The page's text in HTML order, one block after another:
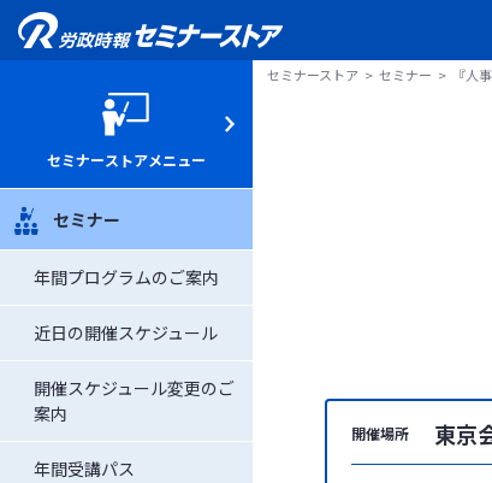
セミナーストアメニュー
セミナー
年間プログラムのご案内
近日の開催スケジュール
開催スケジュール変更のご
案内
年間受講パス
セミナーストア セミナー 『人
開催場所 東京